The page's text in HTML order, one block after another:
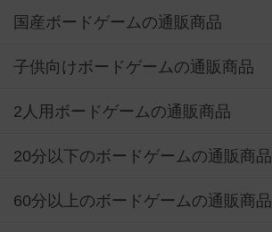
国産ボードゲームの通販商品
子供向けボードゲームの通販商品
2人用ボードゲームの通販商品
20分以下のボードゲームの通販商品
60分以上のボードゲームの通販商品